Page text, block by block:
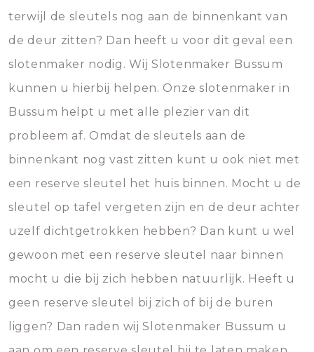
terwijl de sleutels nog aan de binnenkant van
de deur zitten? Dan heeft u voor dit geval een
slotenmaker nodig. Wij Slotenmaker Bussum
kunnen u hierbij helpen. Onze slotenmaker in
Bussum helpt u met alle plezier van dit
probleem af. Omdat de sleutels aan de
binnenkant nog vast zitten kunt u ook niet met
een reserve sleutel het huis binnen. Mocht u de
sleutel op tafel vergeten zijn en de deur achter
uzelf dichtgetrokken hebben? Dan kunt u wel
gewoon met een reserve sleutel naar binnen
mocht u die bij zich hebben natuurlijk. Heeft u
geen reserve sleutel bij zich of bij de buren
liggen? Dan raden wij Slotenmaker Bussum u